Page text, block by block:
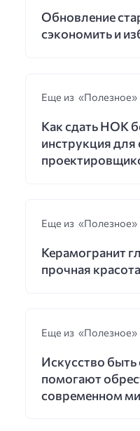
Обновление
сэкономить и
Еще из «Полезное»
Как сдать НОК
инструкция для
Еще из «Полезное»
Керамогранит
прочная
Еще из «Полезное»
Искусство быть
помогают
современном